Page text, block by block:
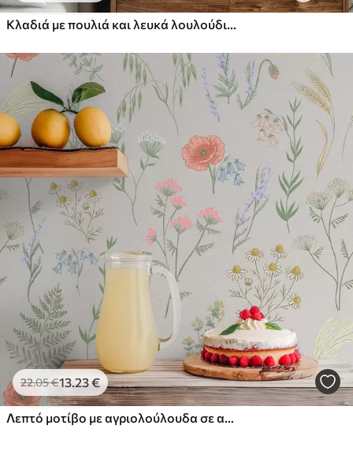
Κλαδιά με πουλιά και λευκά λουλούδια σε λεπτό φόντο
22.05€13.23€
Λεπτό μοτίβο με αγριολούλουδα σε ανοιχτόχρωμο φόντο